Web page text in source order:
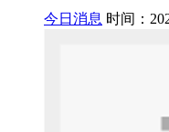
今日消息 时间：